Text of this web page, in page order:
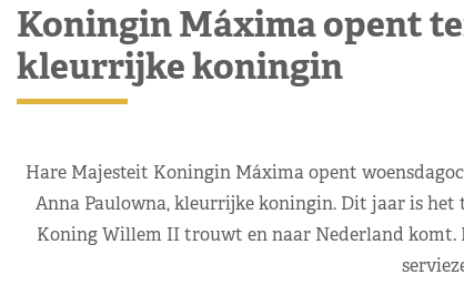
Koningin Máxima opent
kleurrijke koningin
Hare Majesteit Koningin Máxima opent
Anna Paulowna, kleurrijke koningin. Dit jaar is
Koning Willem II trouwt en naar Nederland komt.